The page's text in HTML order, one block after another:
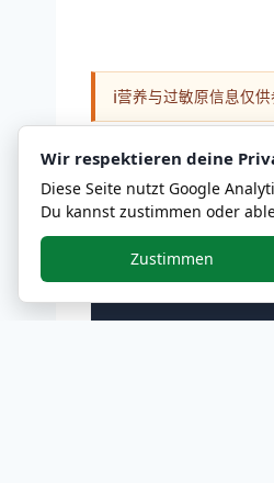
ℹ营养与过敏原信息仅供
Wir respektieren deine
Diese Seite nutzt Google
Du kannst zustimmen oder
Zustimmen